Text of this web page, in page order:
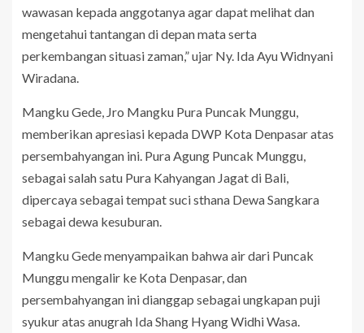
wawasan kepada anggotanya agar dapat melihat dan
mengetahui tantangan di depan mata serta
perkembangan situasi zaman,” ujar Ny. Ida Ayu Widnyani
Wiradana.
Mangku Gede, Jro Mangku Pura Puncak Munggu,
memberikan apresiasi kepada DWP Kota Denpasar atas
persembahyangan ini. Pura Agung Puncak Munggu,
sebagai salah satu Pura Kahyangan Jagat di Bali,
dipercaya sebagai tempat suci sthana Dewa Sangkara
sebagai dewa kesuburan.
Mangku Gede menyampaikan bahwa air dari Puncak
Munggu mengalir ke Kota Denpasar, dan
persembahyangan ini dianggap sebagai ungkapan puji
syukur atas anugrah Ida Shang Hyang Widhi Wasa.